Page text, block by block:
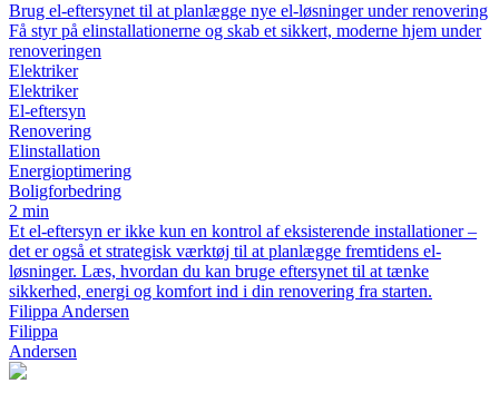
Brug el-eftersynet til at planlægge nye el-løsninger under renovering
Få styr på elinstallationerne og skab et sikkert, moderne hjem under
renoveringen
Elektriker
Elektriker
El-eftersyn
Renovering
Elinstallation
Energioptimering
Boligforbedring
2 min
Et el-eftersyn er ikke kun en kontrol af eksisterende installationer –
det er også et strategisk værktøj til at planlægge fremtidens el-
løsninger. Læs, hvordan du kan bruge eftersynet til at tænke
sikkerhed, energi og komfort ind i din renovering fra starten.
Filippa Andersen
Filippa
Andersen